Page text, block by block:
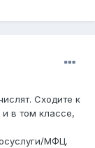
Сходите к
и в том классе,
МФЦ.